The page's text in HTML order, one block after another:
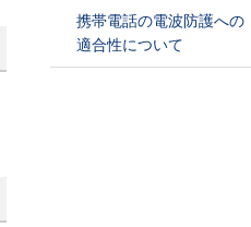
携帯電話の電波防護への
適合性について